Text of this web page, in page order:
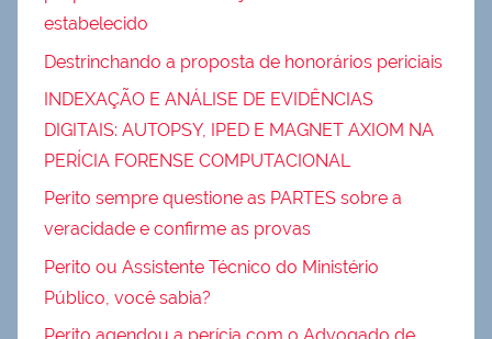
estabelecido
Destrinchando a proposta de honorários periciais
INDEXAÇÃO E ANÁLISE DE EVIDÊNCIAS
DIGITAIS: AUTOPSY, IPED E MAGNET AXIOM NA
PERÍCIA FORENSE COMPUTACIONAL
Perito sempre questione as PARTES sobre a
veracidade e confirme as provas
Perito ou Assistente Técnico do Ministério
Público, você sabia?